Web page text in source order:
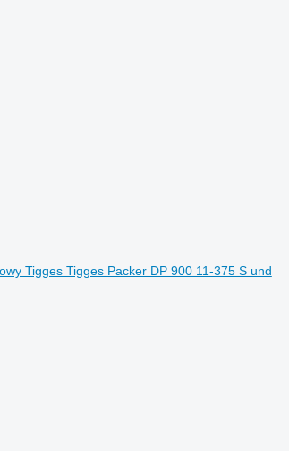
Tigges Tigges Packer DP 900 11-375 S und